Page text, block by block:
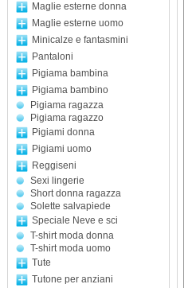
Maglie esterne donna
Maglie esterne uomo
Minicalze e fantasmini
Pantaloni
Pigiama bambina
Pigiama bambino
Pigiama ragazza
Pigiama ragazzo
Pigiami donna
Pigiami uomo
Reggiseni
Sexi lingerie
Short donna ragazza
Solette salvapiede
Speciale Neve e sci
T-shirt moda donna
T-shirt moda uomo
Tute
Tutone per anziani